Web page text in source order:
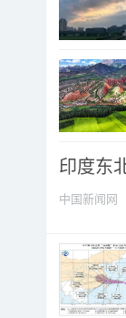
印度东
中国新闻网